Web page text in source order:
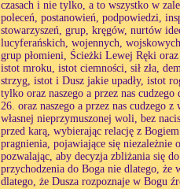
czasach i nie tylko, a to wszystko w
poleceń, postanowień, podpowiedzi,
stowarzyszeń, grup, kręgów, nurtów
lucyferańskich, wojennych,
grup płomieni, Ścieżki Lewej Ręki
istot mroku, istot ciemności, sił zła,
strzyg, istot i Dusz jakie upadły, istot
tylko oraz naszego a przez nas
26. oraz naszego a przez nas cudzego
własnej nieprzymuszonej woli, bez
przed karą, wybierając relację z
pragnienia, pojawiające się
pozwalając, aby decyzja zbliżania się
przychodzenia do Boga nie dlatego, że
dlatego, że Dusza rozpoznaje w Bogu